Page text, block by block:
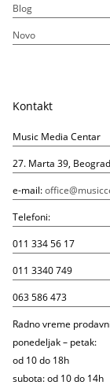
Blog
Novo
Kontakt
Music Media Centar
27. Marta 39, Beograd
e-mail:
Telefoni:
011 334 56 17
011 3340 749
063 586 473
Radno vreme
ponedeljak – petak:
od 10 do 18h
subota: od 10 do 14h